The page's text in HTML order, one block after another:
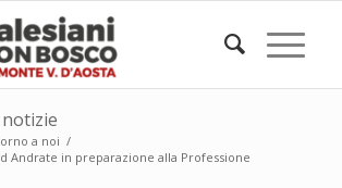
a noi /
Andrate in preparazione alla Professione